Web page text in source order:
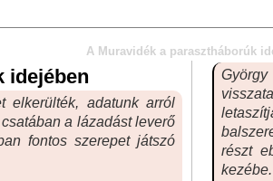
A Muravidék a parasztháborúk
idejében
elkerülték, adatunk arról
a lázadást leverő
fontos szerepet játszó
részt